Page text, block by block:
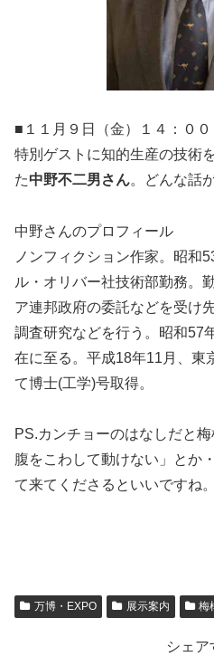
■１１月９日（金）１４：０
特別ゲストに知的生産の技術
た中野不二男さん。どんな話
中野さんのプロフィール
ノンフィクション作家。昭和
ル・オリバー社技術部勤務。
ア連邦政府の委託などを受け
調査研究などを行う。昭和57
在に至る。平成18年11月、東
て博士(工学)号取得。
PS.カンチョーのはなしだと
腹をこわして動けない」とか
て来てくださるといいですね。
万博・EXPO 展示案内 梅
シェア